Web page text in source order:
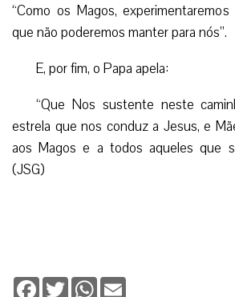
“Como os Magos,
que não poderemos manter para nós”.
E, por fim, o Papa apela:
“Que Nos sustente neste
estrela que nos conduz a Jesus, e
aos Magos e a todos aqueles que
(JSG)
Facebook
TwitterWhatsApp